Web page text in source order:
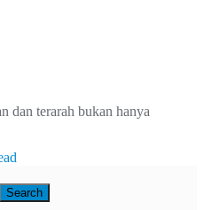
dan terarah bukan hanya